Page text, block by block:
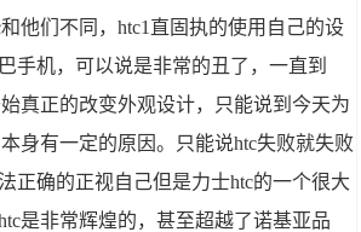
他们不同，htc1直固执的使用自己的设
手机，可以说是非常的丑了，一直到
真正的改变外观设计，只能说到今天为
身有一定的原因。只能说htc失败就失败
正确的正视自己但是力士htc的一个很大
是非常辉煌的，甚至超越了诺基亚品